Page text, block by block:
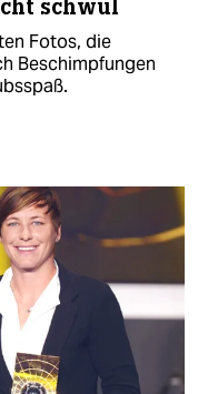
schwul
Fotos, die
Beschimpfungen